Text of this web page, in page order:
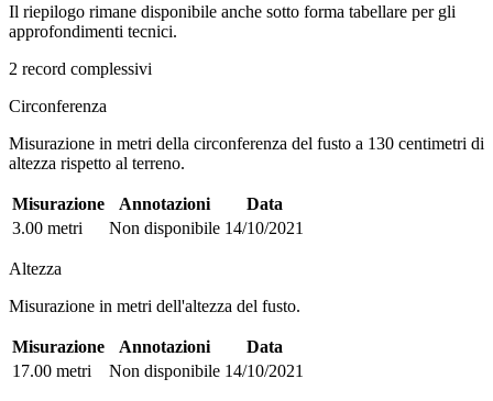
Il riepilogo rimane disponibile anche sotto forma tabellare per gli
approfondimenti tecnici.
2 record complessivi
Circonferenza
Misurazione in metri della circonferenza del fusto a 130 centimetri di
altezza rispetto al terreno.
Misurazione Annotazioni
Data
3.00 metri
Non disponibile 14/10/2021
Altezza
Misurazione in metri dell'altezza del fusto.
Misurazione Annotazioni
Data
17.00 metri
Non disponibile 14/10/2021